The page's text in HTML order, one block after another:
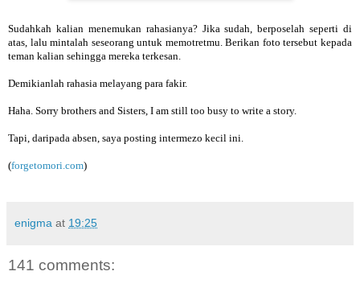
Sudahkah kalian menemukan rahasianya? Jika sudah, berposelah seperti di
atas, lalu mintalah seseorang untuk memotretmu. Berikan foto tersebut kepada
teman kalian sehingga mereka terkesan.
Demikianlah rahasia melayang para fakir.
Haha. Sorry brothers and Sisters, I am still too busy to write a story.
Tapi, daripada absen, saya posting intermezo kecil ini.
(forgetomori.com)
enigma at 19:25
141 comments: